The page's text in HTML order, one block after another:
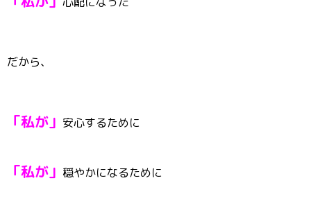
だから、
「私が」 安心するために
「私が」 穏やかになるために